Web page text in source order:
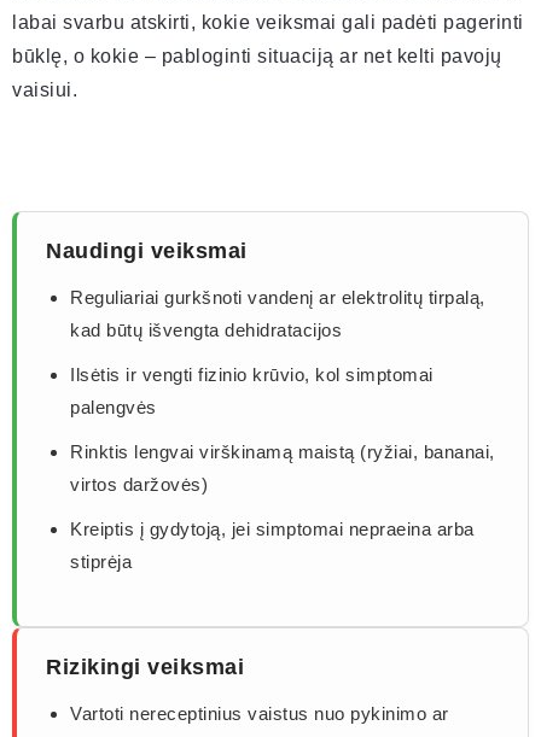
labai svarbu atskirti, kokie veiksmai gali padėti pagerinti
būklę, o kokie – pabloginti situaciją ar net kelti pavojų
vaisiui.
Naudingi veiksmai
Reguliariai gurkšnoti vandenį ar elektrolitų tirpalą,
kad būtų išvengta dehidratacijos
Ilsėtis ir vengti fizinio krūvio, kol simptomai
palengvės
Rinktis lengvai virškinamą maistą (ryžiai, bananai,
virtos daržovės)
Kreiptis į gydytoją, jei simptomai nepraeina arba
stiprėja
Rizikingi veiksmai
Vartoti nereceptinius vaistus nuo pykinimo ar